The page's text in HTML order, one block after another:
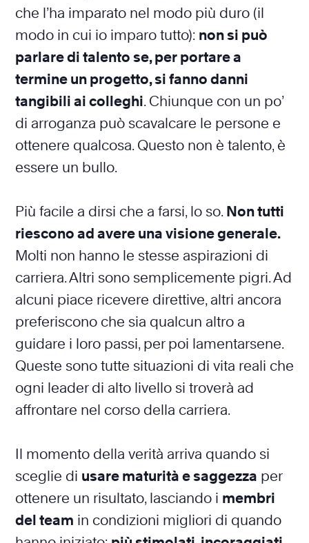
che l’ha imparato nel modo più duro (il
modo in cui io imparo tutto): non si può
parlare di talento se, per portare a
termine un progetto, si fanno danni
tangibili ai colleghi. Chiunque con un po’
di arroganza può scavalcare le persone e
ottenere qualcosa. Questo non è talento, è
essere un bullo.
Più facile a dirsi che a farsi, lo so. Non tutti
riescono ad avere una visione generale.
Molti non hanno le stesse aspirazioni di
carriera. Altri sono semplicemente pigri. Ad
alcuni piace ricevere direttive, altri ancora
preferiscono che sia qualcun altro a
guidare i loro passi, per poi lamentarsene.
Queste sono tutte situazioni di vita reali che
ogni leader di alto livello si troverà ad
affrontare nel corso della carriera.
Il momento della verità arriva quando si
sceglie di usare maturità e saggezza per
ottenere un risultato, lasciando i membri
del team in condizioni migliori di quando